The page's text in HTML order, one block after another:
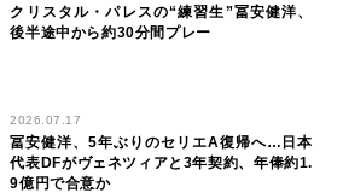
クリスタル・パレスの“練習生”冨安健洋、
後半途中から約30分間プレー
2026.07.17
冨安健洋、5年ぶりのセリエA復帰へ…日本
代表DFがヴェネツィアと3年契約、年俸約1.
9億円で合意か